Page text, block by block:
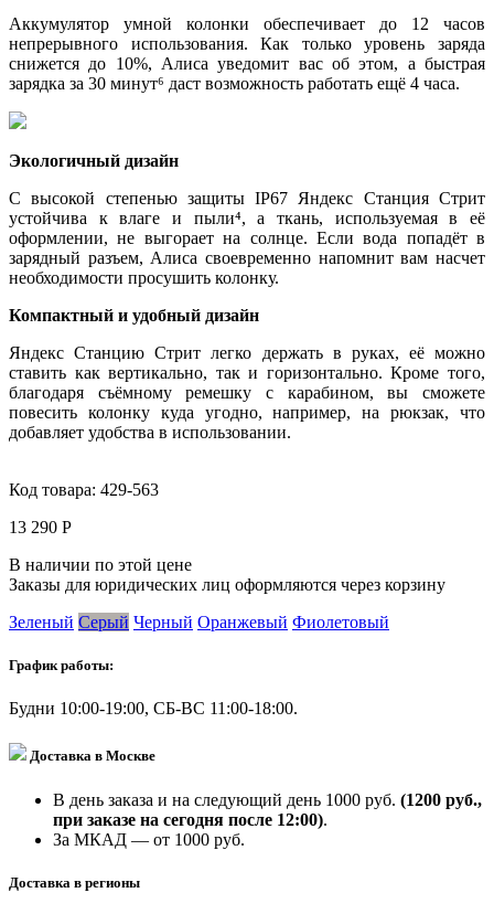
Аккумулятор умной колонки обеспечивает до 12 часов
непрерывного использования. Как только уровень заряда
снижется до 10%, Алиса уведомит вас об этом, а быстрая
зарядка за 30 минут⁶ даст возможность работать ещё 4 часа.
Экологичный дизайн
С высокой степенью защиты IP67 Яндекс Станция Стрит
устойчива к влаге и пыли⁴, а ткань, используемая в её
оформлении, не выгорает на солнце. Если вода попадёт в
зарядный разъем, Алиса своевременно напомнит вам насчет
необходимости просушить колонку.
Компактный и удобный дизайн
Яндекс Станцию Стрит легко держать в руках, её можно
ставить как вертикально, так и горизонтально. Кроме того,
благодаря съёмному ремешку с карабином, вы сможете
повесить колонку куда угодно, например, на рюкзак, что
добавляет удобства в использовании.
Код товара: 429-563
13 290 Р
В наличии по этой цене
Заказы для юридических лиц оформляются через корзину
Зеленый Серый Черный Оранжевый Фиолетовый
График работы:
Будни 10:00-19:00, СБ-ВС 11:00-18:00.
Доставка в Москве
В день заказа и на следующий день 1000 руб. (1200 руб.,
при заказе на сегодня после 12:00).
За МКАД — от 1000 руб.
Доставка в регионы